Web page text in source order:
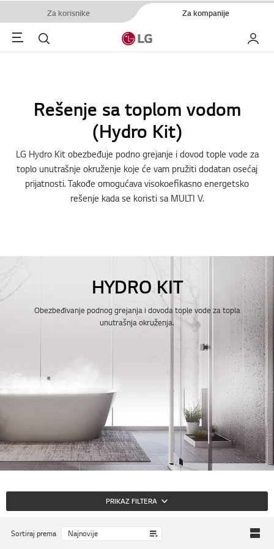
Za korisnike Za kompanije
Menu Pretraga Moj LG
Rešenje sa toplom vodom
(Hydro Kit)
LG Hydro Kit obezbeđuje podno grejanje i dovod tople vode za
toplo unutrašnje okruženje koje će vam pružiti dodatan osećaj
prijatnosti. Takođe omogućava visokoefikasno energetsko
rešenje kada se koristi sa MULTI V.
HYDRO KIT
Obezbeđivanje podnog grejanja i dovoda tople vode za topla
unutrašnja okruženja.
PRIKAZ FILTERA
Sortiraj prema